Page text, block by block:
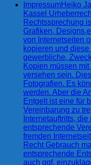
ImpressumHeiko
Kassel
Rechtssprechung
Grafiken,
von Internetseiten
kopieren und
gewerbliche,
Kopien müssen
versehen sein.
Fotografien. Es
werden. Aber die
Entgelt ist eine für
Vereinbarung zu
Internetauftritts,
entsprechende
fremden
Recht Gebrauch
entsprechende
auch ggf.